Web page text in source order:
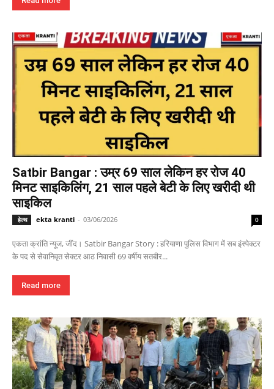
Satbir Bangar : उम्र 69 साल लेकिन हर रोज 40
मिनट साइकिलिंग, 21 साल पहले बेटी के लिए खरीदी थी
साइकिल
हेल्थ ekta kranti - 03/06/2026 0
एकता क्रांति न्यूज, जींद। Satbir Bangar Story : हरियाणा पुलिस विभाग में सब इंस्पेक्टर
के पद से सेवानिवृत सेक्टर आठ निवासी 69 वर्षीय सतबीर...
Read more